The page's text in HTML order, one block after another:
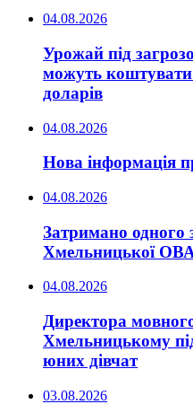
04.08.2026
Урожай під
можуть коштувати
доларів
04.08.2026
Нова інформація
04.08.2026
Затримано одного
Хмельницької
04.08.2026
Директора
Хмельницькому
юних дівчат
03.08.2026